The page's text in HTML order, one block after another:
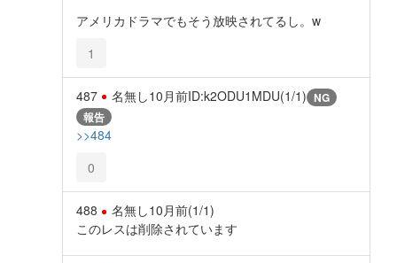
アメリカドラマでもそう放映されてるし。w
1
487 名無し10月前ID:k2ODU1MDU(1/1) NG
報告
>>484
0
488 名無し10月前(1/1)
このレスは削除されています